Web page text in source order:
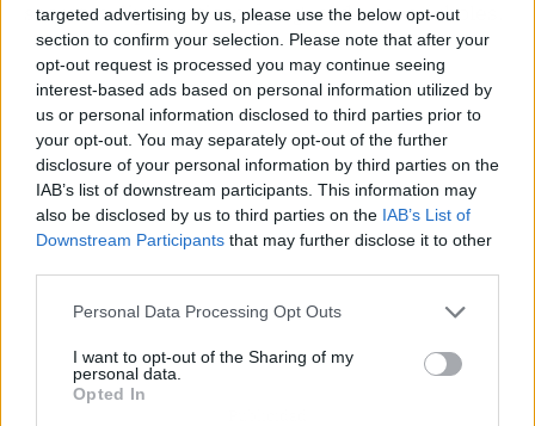
targeted advertising by us, please use the below opt-out
section to confirm your selection. Please note that after your
opt-out request is processed you may continue seeing
interest-based ads based on personal information utilized by
us or personal information disclosed to third parties prior to
your opt-out. You may separately opt-out of the further
disclosure of your personal information by third parties on the
IAB’s list of downstream participants. This information may
also be disclosed by us to third parties on the IAB’s List of
Downstream Participants that may further disclose it to other
Personal Data Processing Opt Outs
I want to opt-out of the Sharing of my
personal data.
Opted In
secretos diplomáticos que guardan sus árboles.